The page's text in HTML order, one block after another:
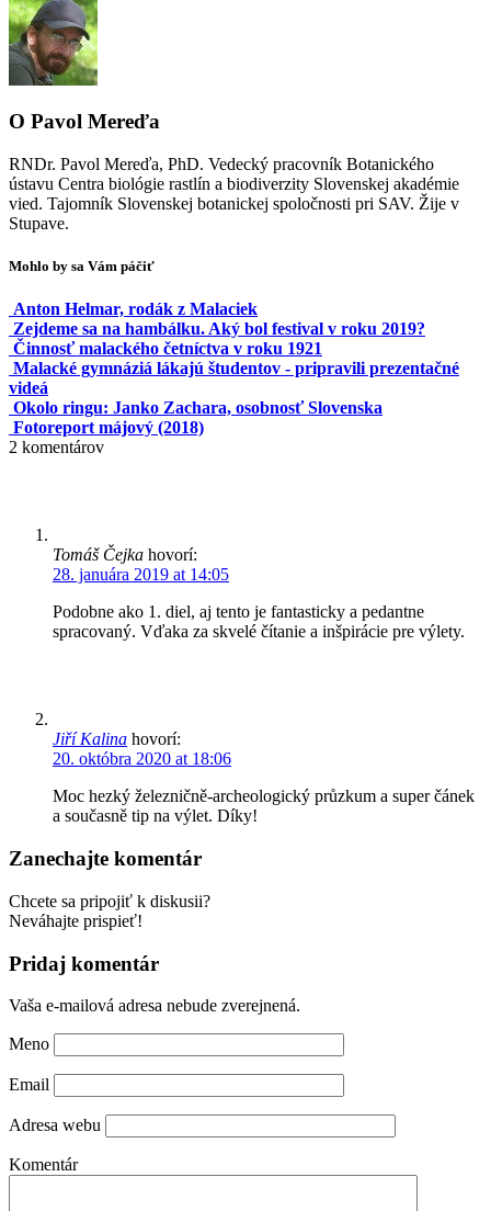
O Pavol Mereďa
RNDr. Pavol Mereďa, PhD. Vedecký pracovník Botanického
ústavu Centra biológie rastlín a biodiverzity Slovenskej akadémie
vied. Tajomník Slovenskej botanickej spoločnosti pri SAV. Žije v
Stupave.
Mohlo by sa Vám páčiť
Anton Helmar, rodák z Malaciek
Zejdeme sa na hambálku. Aký bol festival v roku 2019?
Činnosť malackého četníctva v roku 1921
Malacké gymnáziá lákajú študentov - pripravili prezentačné
videá
Okolo ringu: Janko Zachara, osobnosť Slovenska
Fotoreport májový (2018)
2 komentárov
Tomáš Čejka hovorí:
28. januára 2019 at 14:05
Podobne ako 1. diel, aj tento je fantasticky a pedantne
spracovaný. Vďaka za skvelé čítanie a inšpirácie pre výlety.
Jiří Kalina hovorí:
20. októbra 2020 at 18:06
Moc hezký železničně-archeologický průzkum a super čánek
a současně tip na výlet. Díky!
Zanechajte komentár
Chcete sa pripojiť k diskusii?
Neváhajte prispieť!
Pridaj komentár
Vaša e-mailová adresa nebude zverejnená.
Meno
Email
Adresa webu
Komentár